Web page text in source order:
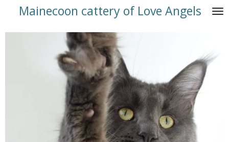
naar
Mainecoon cattery of Love Angels